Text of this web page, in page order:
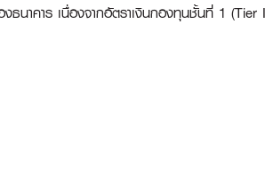
ธนาคาร เนื่องจากอัตราเงินกองทุนชั้นที่ 1